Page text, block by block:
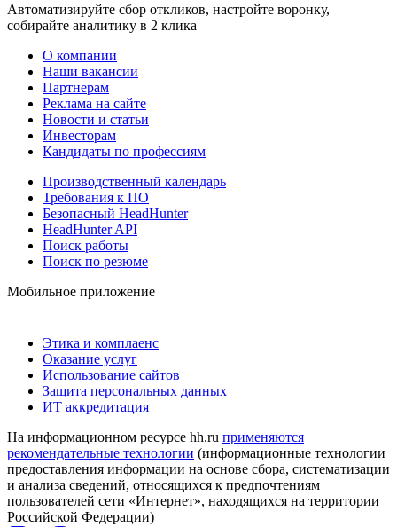
Автоматизируйте сбор откликов, настройте воронку,
собирайте аналитику в 2 клика
О компании
Наши вакансии
Партнерам
Реклама на сайте
Новости и статьи
Инвесторам
Кандидаты по профессиям
Производственный календарь
Требования к ПО
Безопасный HeadHunter
HeadHunter API
Поиск работы
Поиск по резюме
Мобильное приложение
Этика и комплаенс
Оказание услуг
Использование сайтов
Защита персональных данных
ИТ аккредитация
На информационном ресурсе hh.ru применяются
рекомендательные технологии (информационные технологии
предоставления информации на основе сбора, систематизации
и анализа сведений, относящихся к предпочтениям
пользователей сети «Интернет», находящихся на территории
Российской Федерации)